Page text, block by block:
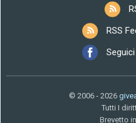
RSS
© 2006 - 2026
Tutti I
Brevetto